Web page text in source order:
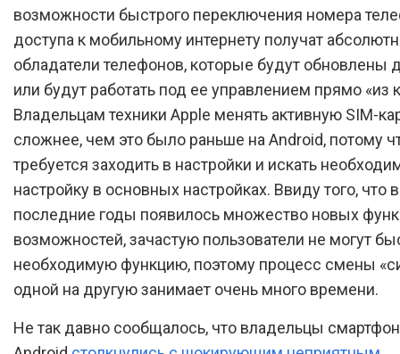
возможности быстрого переключения номера
доступа к мобильному интернету получат
обладатели телефонов, которые будут обновлены
или будут работать под ее управлением прямо «из
Владельцам техники Apple менять активную SIM-
сложнее, чем это было раньше на Android, потому
требуется заходить в настройки и искать
настройку в основных настройках. Ввиду того, что
последние годы появилось множество новых
возможностей, зачастую пользователи не могут
необходимую функцию, поэтому процесс смены
одной на другую занимает очень много времени.
Не так давно сообщалось, что владельцы